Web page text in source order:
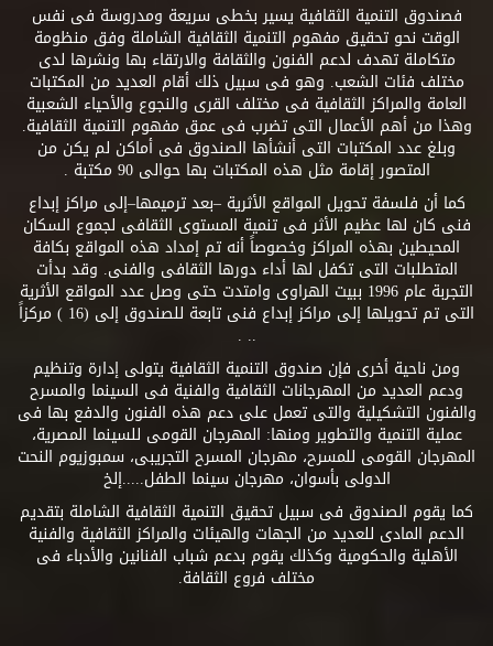
فصندوق التنمية الثقافية يسير بخطى سريعة ومدروسة فى نفس
الوقت نحو تحقيق مفهوم التنمية الثقافية الشاملة وفق منظومة
متكاملة تهدف لدعم الفنون والثقافة والارتقاء بها ونشرها لدى
مختلف فئات الشعب. وهو فى سبيل ذلك أقام العديد من المكتبات
العامة والمراكز الثقافية فى مختلف القرى والنجوع والأحياء الشعبية
وهذا من أهم الأعمال التى تضرب فى عمق مفهوم التنمية الثقافية.
وبلغ عدد المكتبات التى أنشأها الصندوق فى أماكن لم يكن من
المتصور إقامة مثل هذه المكتبات بها حوالى 90 مكتبة .
كما أن فلسفة تحويل المواقع الأثرية –بعد ترميمها–إلى مراكز إبداع
فنى كان لها عظيم الأثر فى تنمية المستوى الثقافى لجموع السكان
المحيطين بهذه المراكز وخصوصاً أنه تم إمداد هذه المواقع بكافة
المتطلبات التى تكفل لها أداء دورها الثقافى والفنى. وقد بدأت
التجربة عام 1996 ببيت الهراوى وامتدت حتى وصل عدد المواقع الأثرية
التى تم تحويلها إلى مراكز إبداع فنى تابعة للصندوق إلى (16 ) مركزاً
.. .
ومن ناحية أخرى فإن صندوق التنمية الثقافية يتولى إدارة وتنظيم
ودعم العديد من المهرجانات الثقافية والفنية فى السينما والمسرح
والفنون التشكيلية والتى تعمل على دعم هذه الفنون والدفع بها فى
عملية التنمية والتطوير ومنها: المهرجان القومى للسينما المصرية،
المهرجان القومى للمسرح، مهرجان المسرح التجريبى، سمبوزيوم النحت
الدولى بأسوان، مهرجان سينما الطفل.....إلخ
كما يقوم الصندوق فى سبيل تحقيق التنمية الثقافية الشاملة بتقديم
الدعم المادى للعديد من الجهات والهيئات والمراكز الثقافية والفنية
الأهلية والحكومية وكذلك يقوم بدعم شباب الفنانين والأدباء فى
مختلف فروع الثقافة.